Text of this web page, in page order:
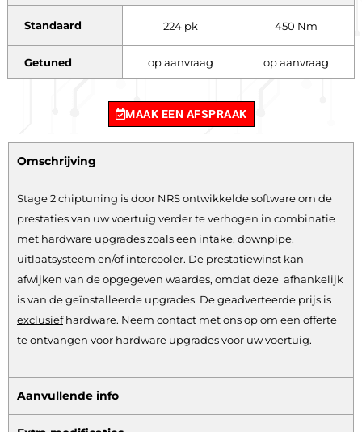
Standaard 224 pk 450 Nm
Getuned op aanvraag op aanvraag
MAAK EEN AFSPRAAK
Omschrijving
Stage 2 chiptuning is door NRS ontwikkelde software om de
prestaties van uw voertuig verder te verhogen in combinatie
met hardware upgrades zoals een intake, downpipe,
uitlaatsysteem en/of intercooler. De prestatiewinst kan
afwijken van de opgegeven waardes, omdat deze afhankelijk
is van de geïnstalleerde upgrades. De geadverteerde prijs is
exclusiefhardware. Neem contact met ons op om een offerte
te ontvangen voor hardware upgrades voor uw voertuig.
Aanvullende info